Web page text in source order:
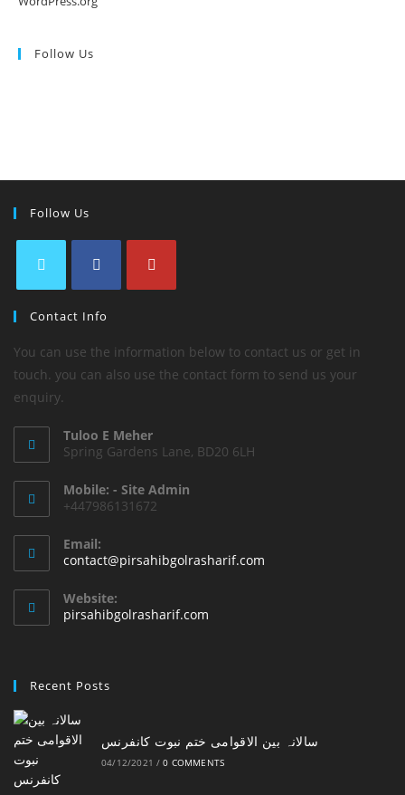
Follow Us
Follow Us
Contact Info
You can use the information below to contact us or get in
touch. you can also use the contact form to send us your
enquiry.
Tuloo E Meher
Spring Gardens Lane, BD20 6LH
Mobile: - Site Admin
+447986131672
Email:
contact@pirsahibgolrasharif.com
Website:
pirsahibgolrasharif.com
Recent Posts
‎سالانہ بین الاقوامی ختم نبوت کانفرنس
04/12/2021 / 0 COMMENTS